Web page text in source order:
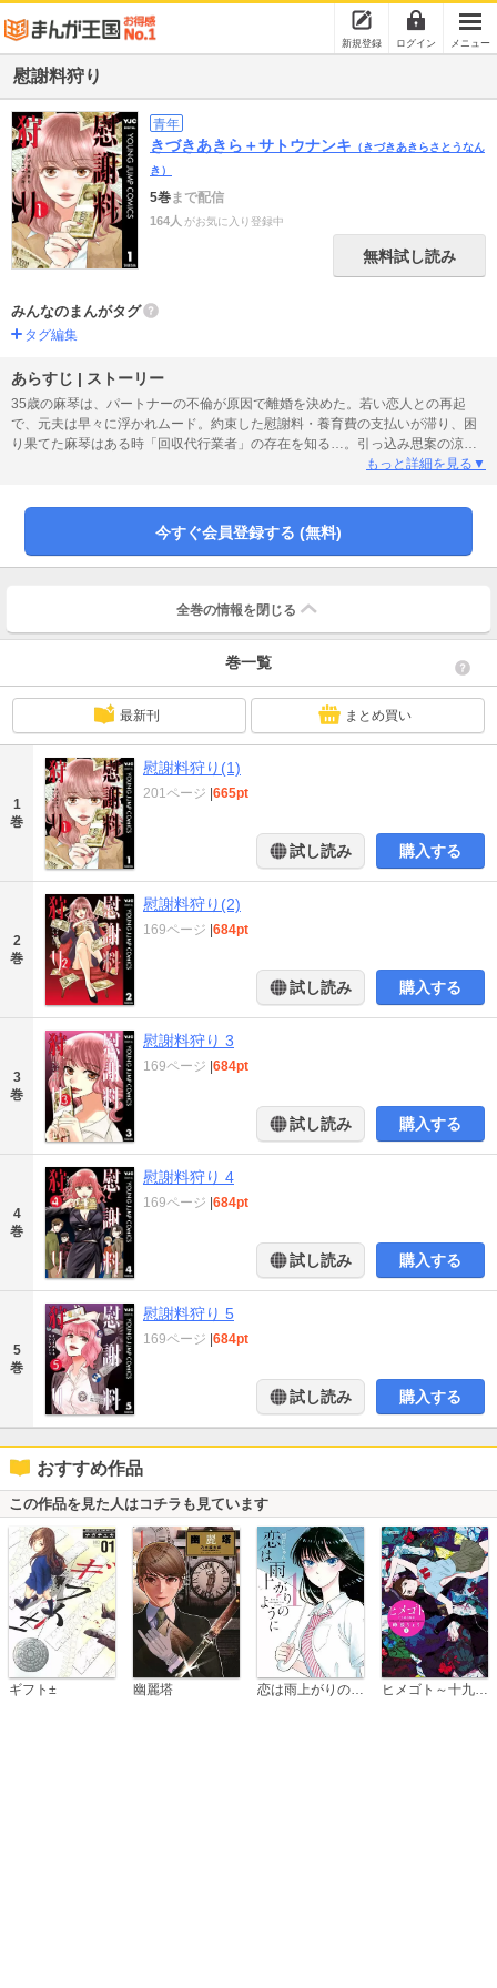
新規登録 ログイン メニュー
慰謝料狩り
青年
きづきあきら＋サトウナンキ （きづきあきらさとうなん
き）
5巻まで配信
164人 がお気に入り登録中
無料試し読み
みんなのまんがタグ
タグ編集
あらすじ | ストーリー
35歳の麻琴は、パートナーの不倫が原因で離婚を決めた。若い恋人との再起
で、元夫は早々に浮かれムード。約束した慰謝料・養育費の支払いが滞り、困
り果てた麻琴はある時「回収代行業者」の存在を知る…。引っ込み思案の涼子
は、モラハラ夫の精神的DVにより心を病み、息子もショックで不登校になって
握の誠意」すらも踏み倒す身勝手な人々を相手に、女たちの“狩り”が始まる
もっと詳細を見る▼
今すぐ会員登録する (無料)
全巻の情報を 閉じる
巻一覧
最新刊 まとめ買い
1
巻
慰謝料狩り(1)
201ページ 665pt
試し読み 購入する
2
巻
慰謝料狩り(2)
169ページ 684pt
試し読み 購入する
3
巻
慰謝料狩り 3
169ページ 684pt
試し読み 購入する
4
巻
慰謝料狩り 4
169ページ 684pt
試し読み 購入する
5
巻
慰謝料狩り 5
169ページ 684pt
試し読み 購入する
おすすめ作品
この作品を見た人はコチラも見ています
ギフト± 幽麗塔 恋は雨上がりのように ヒメゴト～十九歳の制服～